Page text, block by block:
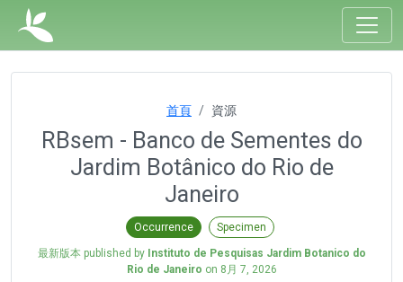
首頁 資源
RBsem - Banco de Sementes do
Jardim Botânico do Rio de
Janeiro
Occurrence Specimen
最新版本 published by Instituto de Pesquisas Jardim Botanico do
Rio de Janeiro on 8月 7, 2026